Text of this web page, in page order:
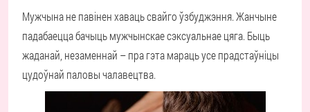
Мужчына не павінен хаваць свайго ўзбуджэння. Жанчыне
падабаецца бачыць мужчынскае сэксуальнае цяга. Быць
жаданай, незаменнай – пра гэта мараць усе прадстаўніцы
цудоўнай паловы чалавецтва.